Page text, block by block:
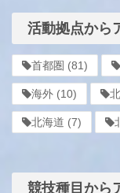
活動拠点から
首都圏 (81)
海外 (10)
北海道 (7)
競技種目から